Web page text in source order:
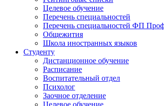
Целевое обучение
Перечень специальностей
Перечень специальностей ФП
Общежития
Школа иностранных языков
Студенту
Дистанционное обучение
Расписание
Воспитательный отдел
Психолог
Заочное отделение
Целевое обучение